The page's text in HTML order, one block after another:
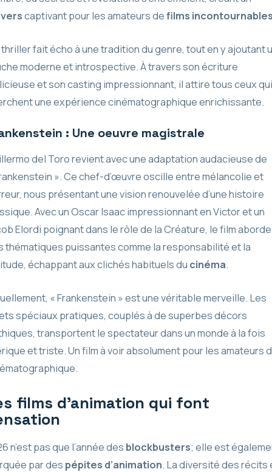
captivant pour les amateurs defilms
fait écho à une tradition du genre, tout en y ajoutant
moderne et introspective. À travers son écriture
et son casting impressionnant, il attire tous ceux qui
une expérience cinématographique enrichissante.
: Une oeuvre magistrale
del Toro revient avec une adaptation audacieuse de
». Ce chef-d’œuvre oscille entre mélancolie et
nous présentant une vision renouvelée d’une histoire
Avec un Oscar Isaac impressionnant en Victor et un
Elordi poignant dans le rôle de la Créature, le film aborde
thématiques puissantes comme la responsabilité et la
échappant aux clichés habituels du cinéma.
« Frankenstein » est une véritable merveille. Les
spéciaux pratiques, couplés à de superbes décors
transportent le spectateur dans un monde à la fois
et triste. Un film à voir absolument pour les amateurs
films d’animation qui font
n’est pas que l’année des blockbusters; elle est
par des pépites d’animation. La diversité des récits